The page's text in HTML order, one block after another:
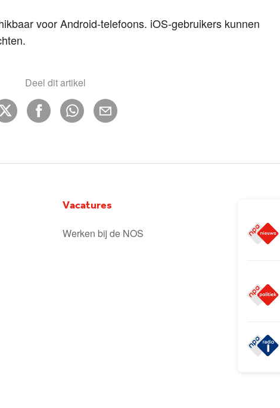
voor Android-telefoons. iOS-gebruikers kunnen
Deel dit artikel
Vacatures
Werken bij de NOS